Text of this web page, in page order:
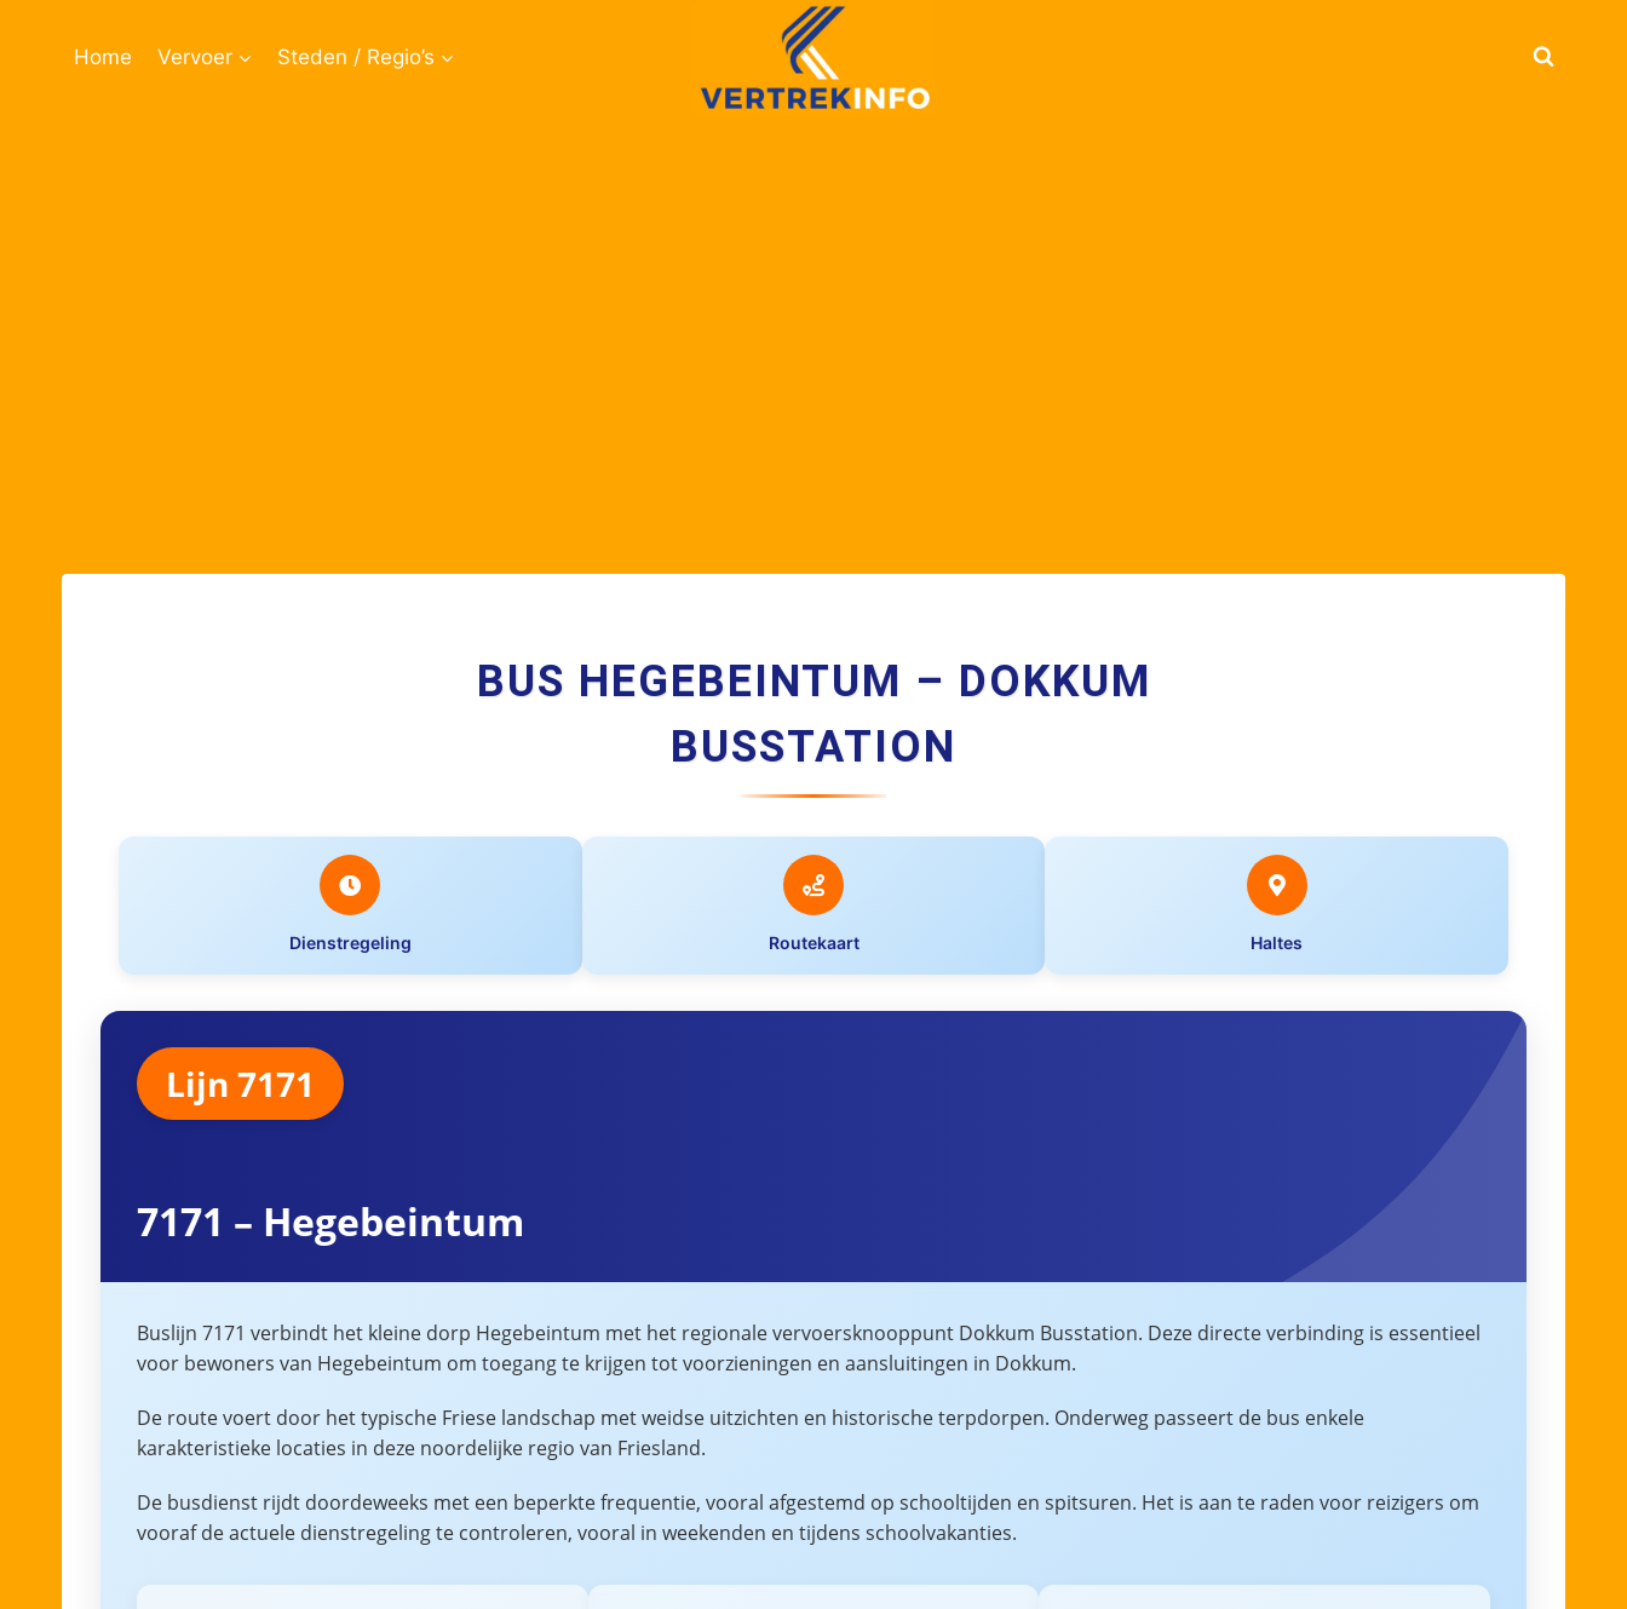
Home Vervoer Steden / Regio’s
BUS HEGEBEINTUM – DOKKUM
BUSSTATION
Dienstregeling Routekaart Haltes
Lijn 7171
7171 – Hegebeintum
Buslijn 7171 verbindt het kleine dorp Hegebeintum met het regionale vervoersknooppunt Dokkum Busstation. Deze directe verbinding is essentieel
voor bewoners van Hegebeintum om toegang te krijgen tot voorzieningen en aansluitingen in Dokkum.
De route voert door het typische Friese landschap met weidse uitzichten en historische terpdorpen. Onderweg passeert de bus enkele
karakteristieke locaties in deze noordelijke regio van Friesland.
De busdienst rijdt doordeweeks met een beperkte frequentie, vooral afgestemd op schooltijden en spitsuren. Het is aan te raden voor reizigers om
vooraf de actuele dienstregeling te controleren, vooral in weekenden en tijdens schoolvakanties.